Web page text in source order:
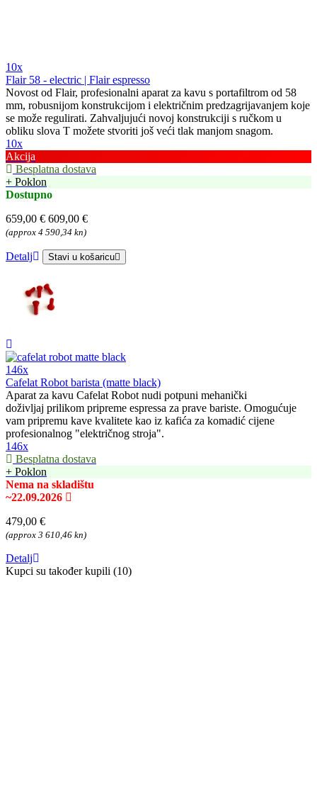
10x
Flair 58 - electric | Flair espresso
Novost od Flair, profesionalni aparat za kavu s portafiltrom od 58
mm, robusnijom konstrukcijom i električnim predzagrijavanjem koje
se može regulirati. Zahvaljujući novoj konstrukciji s ručkom u
obliku slova T možete stvoriti još veći tlak manjom snagom.
10x
Akcija
Besplatna dostava
+ Poklon
Dostupno
659,00 € 609,00 €
(approx 4 590,34 kn)
Detalj Stavi u košaricu
146x
Cafelat Robot barista (matte black)
Aparat za kavu Cafelat Robot nudi potpuni mehanički
doživljaj prilikom pripreme espressa za prave bariste. Omogućuje
vam pripremu kave kvalitete kao iz kafića za komadić cijene
profesionalnog "električnog stroja".
146x
Besplatna dostava
+ Poklon
Nema na skladištu
~22.09.2026
479,00 €
(approx 3 610,46 kn)
Detalj
Kupci su također kupili (10)